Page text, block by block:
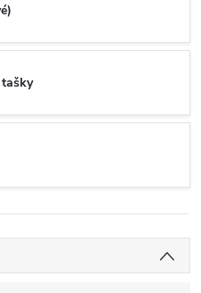
tašky